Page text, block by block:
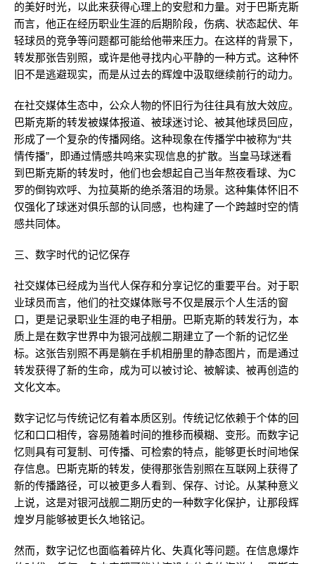
的美好时光，以此来获得心理上的安慰和力量。对于巴斯克斯
而言，他正在经历职业生涯的后期阶段，伤病、状态起伏、年
轻球员的竞争等问题都可能给他带来压力。在这样的背景下，
转发那张告别照，或许是他寻找内心平静的一种方式。这种怀
旧不是逃避现实，而是从过去的辉煌中汲取继续前行的动力。
在社交媒体生态中，公众人物的怀旧行为往往具有放大效应。
巴斯克斯的转发被媒体报道、被球迷讨论、被其他球员回应，
形成了一个复杂的传播网络。这种现象在传播学中被称为“共
情传播”，即通过情感共鸣来实现信息的扩散。当皇马球迷看
到巴斯克斯的转发时，他们也会想起自己当年熬夜看球、为C
罗的倒钩欢呼、为拉莫斯的绝杀落泪的场景。这种集体怀旧不
仅强化了球迷对俱乐部的认同感，也构建了一个跨越时空的情
感共同体。
三、数字时代的记忆保存
社交媒体已经成为当代人保存和分享记忆的重要平台。对于职
业球员而言，他们的社交媒体账号不仅是展示个人生活的窗
口，更是记录职业生涯的电子相册。巴斯克斯的转发行为，本
质上是在数字世界中为银河战舰二期建立了一个新的记忆坐
标。这张告别照不再是躺在手机相册里的静态图片，而是通过
转发获得了新的生命，成为可以被讨论、被解读、被再创造的
文化文本。
数字记忆与传统记忆有着本质区别。传统记忆依赖于个体的回
忆和口口相传，容易随着时间的推移而模糊、变形。而数字记
忆则具有可复制、可传播、可检索的特点，能够更长时间地保
存信息。巴斯克斯的转发，使得那张告别照在互联网上获得了
新的传播路径，可以被更多人看到、保存、讨论。从某种意义
上说，这是对银河战舰二期历史的一种数字化保护，让那段辉
煌岁月能够被更长久地铭记。
然而，数字记忆也面临着碎片化、失真化等问题。在信息爆炸